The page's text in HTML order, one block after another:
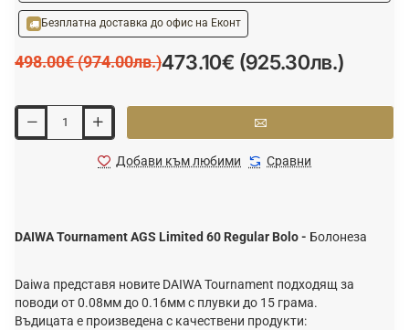
Безплатна доставка до офис на Еконт
473.10€ (925.30лв.)
498.00€ (974.00лв.)
Добави към любими Сравни
DAIWA Tournament AGS Limited 60 Regular Bolo - Болонеза
Daiwa представя новите DAIWA Tournament подходящ за
поводи от 0.08мм до 0.16мм с плувки до 15 грама.
Въдицата е произведена с качествени продукти: